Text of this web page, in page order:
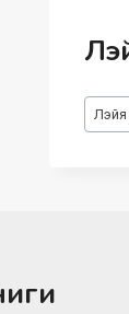
Лэйя